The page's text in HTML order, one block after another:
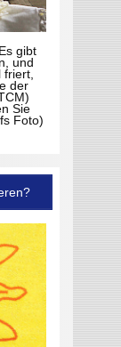
gibt
und
friert,
der
Sie
Foto)